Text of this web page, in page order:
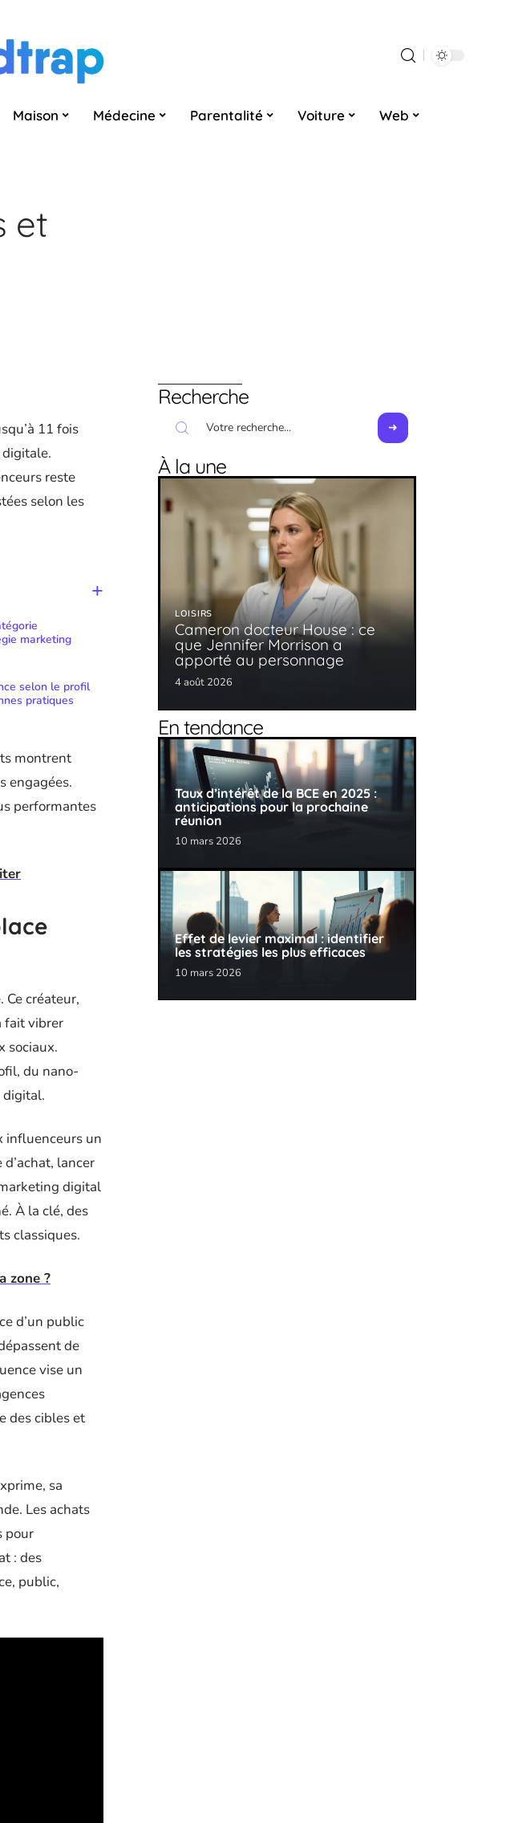
Maison Médecine Parentalité Voiture Web
et
11 fois
reste
selon les
marketing
selon le profil
pratiques
montrent
engagées.
performantes
créateur,
fait vibrer
sociaux.
du nano-
digital.
influenceurs un
lancer
digital
À la clé, des
classiques.
zone ?
d’un public
de
vise un
des cibles et
sa
Les achats
pour
: des
public,
Recherche
À la une
LOISIRS
Cameron docteur House : ce
que Jennifer Morrison a
apporté au personnage
4 août 2026
En tendance
Taux d’intérêt de la BCE en 2025 :
anticipations pour la prochaine
réunion
10 mars 2026
Effet de levier maximal : identifier
les stratégies les plus efficaces
10 mars 2026